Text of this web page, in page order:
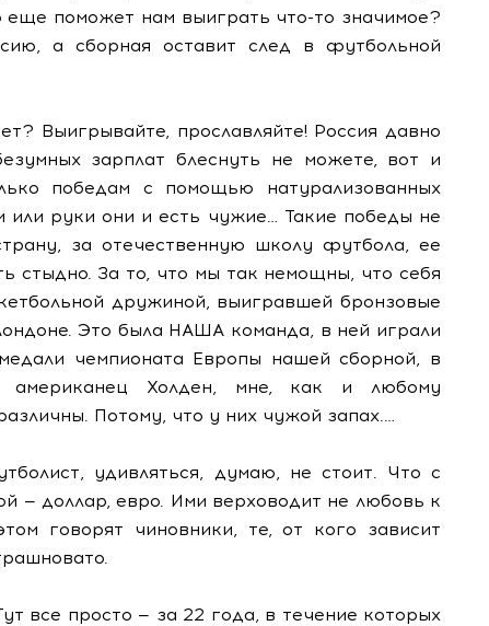
еще поможет нам выиграть что-то значимое?
а сборная оставит след в футбольной
Выигрывайте, прославляйте! Россия давно
зарплат блеснуть не можете, вот и
победам с помощью натурализованных
руки они и есть чужие… Такие победы не
за отечественную школу футбола, ее
стыдно. За то, что мы так немощны, что себя
дружиной, выигравшей бронзовые
Это была НАША команда, в ней играли
чемпионата Европы нашей сборной, в
американец Холден, мне, как и любому
Потому, что у них чужой запах.…
удивляться, думаю, не стоит. Что с
— доллар, евро. Ими верховодит не любовь к
говорят чиновники, те, от кого зависит
все просто — за 22 года, в течение которых